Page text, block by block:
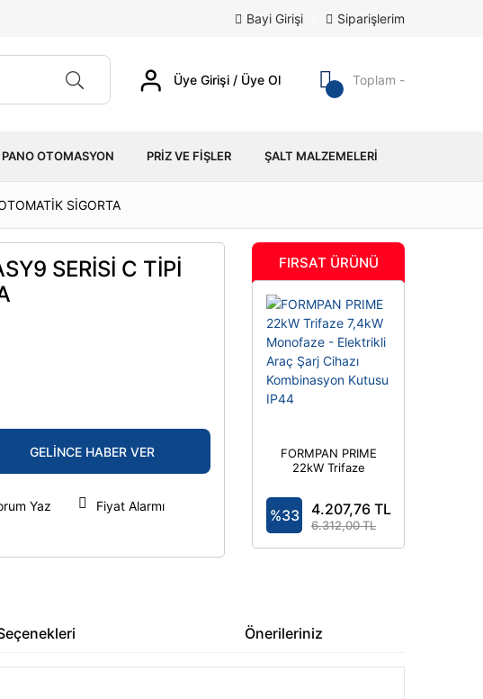
Bayi Girişi Siparişlerim
Üye Girişi / Üye Ol Toplam -
PANO OTOMASYON PRIZ VE FIŞLER ŞALT MALZEMELERI
SİGORTA
SERİSİ C TİPİ
GELİNCE HABER VER
Yaz Fiyat Alarmı
FIRSAT ÜRÜNÜ
FORMPAN PRIME
22kW Trifaze
- Elektrikli Araç
Şarj Cihazı
Kombinasyon
%33 4.207,76 TL
6.312,00 TL
Önerileriniz